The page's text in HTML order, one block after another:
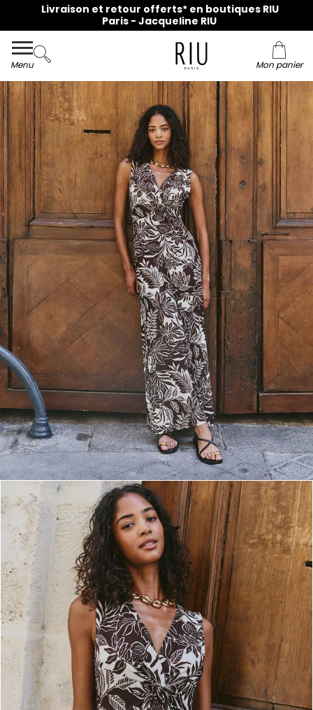
Livraison et retour offerts* en boutiques RIU
Paris - Jacqueline RIU
Menu Mon panier